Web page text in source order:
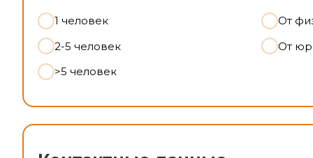
1 человек
2-5 человек
>5 человек
От
От